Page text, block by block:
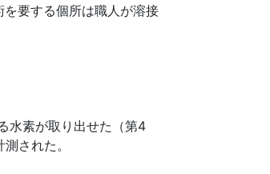
要する個所は職人が溶接
水素が取り出せた（第4
された。